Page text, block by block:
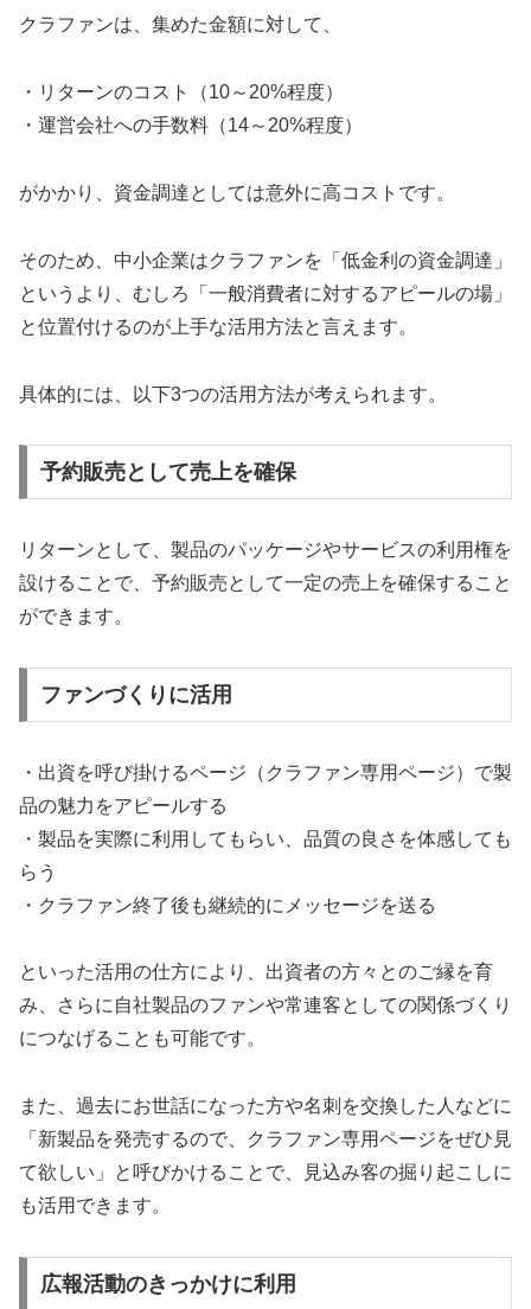
クラファンは、集めた金額に対して、
・リターンのコスト（10～20%程度）
・運営会社への手数料（14～20%程度）
がかかり、資金調達としては意外に高コストです。
そのため、中小企業はクラファンを「低金利の資金調達」
というより、むしろ「一般消費者に対するアピールの場」
と位置付けるのが上手な活用方法と言えます。
具体的には、以下3つの活用方法が考えられます。
予約販売として売上を確保
リターンとして、製品のパッケージやサービスの利用権を
設けることで、予約販売として一定の売上を確保すること
ができます。
ファンづくりに活用
・出資を呼び掛けるページ（クラファン専用ページ）で製
品の魅力をアピールする
・製品を実際に利用してもらい、品質の良さを体感しても
らう
・クラファン終了後も継続的にメッセージを送る
といった活用の仕方により、出資者の方々とのご縁を育
み、さらに自社製品のファンや常連客としての関係づくり
につなげることも可能です。
また、過去にお世話になった方や名刺を交換した人などに
「新製品を発売するので、クラファン専用ページをぜひ見
て欲しい」と呼びかけることで、見込み客の掘り起こしに
も活用できます。
広報活動のきっかけに利用